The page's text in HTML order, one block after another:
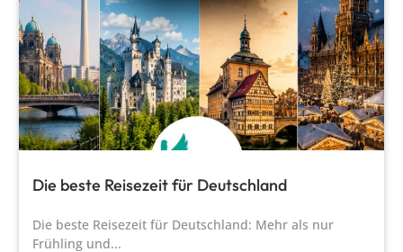
Die beste Reisezeit für Deutschland
Die beste Reisezeit für Deutschland: Mehr als nur
Frühling und...